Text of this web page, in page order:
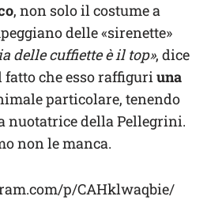
, non solo il costume a
delle «sirenette»
delle cuffiette è il top», dice
che esso raffiguriuna
particolare, tenendo
nuotatrice della Pellegrini.
non le manca.
p/CAHklwaqbie/